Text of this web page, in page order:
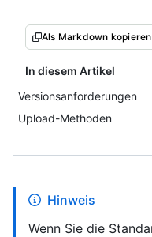
Als Markdown kopieren
In diesem Artikel
Versionsanforderungen
Upload-Methoden
Hinweis
Wenn Sie die